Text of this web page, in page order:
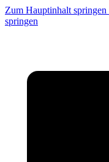
Zum Hauptinhalt springen
springen